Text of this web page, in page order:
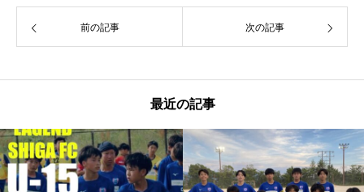
前の記事 次の記事
最近の記事